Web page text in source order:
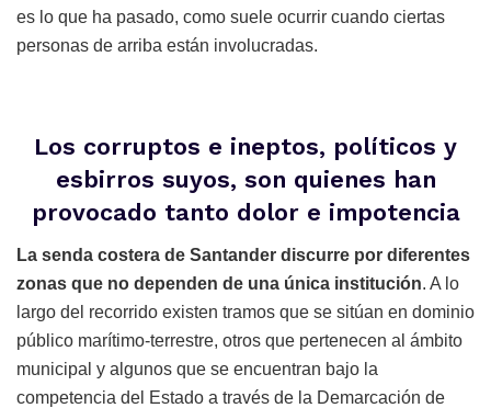
es lo que ha pasado, como suele ocurrir cuando ciertas
personas de arriba están involucradas.
Los corruptos e ineptos, políticos y
esbirros suyos, son quienes han
provocado tanto dolor e impotencia
La senda costera de Santander discurre por diferentes
zonas que no dependen de una única institución. A lo
largo del recorrido existen tramos que se sitúan en dominio
público marítimo-terrestre, otros que pertenecen al ámbito
municipal y algunos que se encuentran bajo la
competencia del Estado a través de la Demarcación de